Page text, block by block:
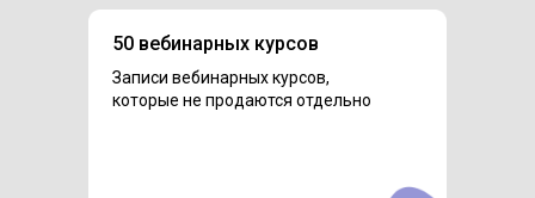
Записи вебинарных курсов,
которые не продаются отдельно
50 вебинарных курсов